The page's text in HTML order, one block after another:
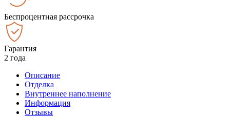
Беспроцентная рассрочка
Гарантия
2 года
Описание
Отделка
Внутреннее наполнение
Информация
Отзывы